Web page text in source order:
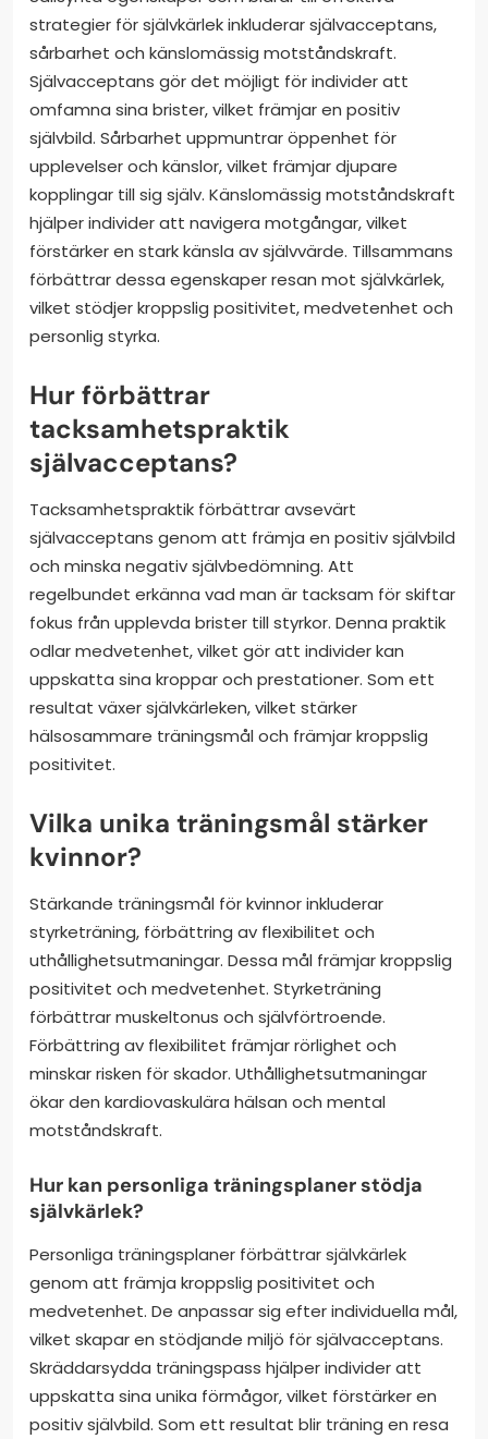
strategier för självkärlek inkluderar självacceptans,
sårbarhet och känslomässig motståndskraft.
Självacceptans gör det möjligt för individer att
omfamna sina brister, vilket främjar en positiv
självbild. Sårbarhet uppmuntrar öppenhet för
upplevelser och känslor, vilket främjar djupare
kopplingar till sig själv. Känslomässig motståndskraft
hjälper individer att navigera motgångar, vilket
förstärker en stark känsla av självvärde. Tillsammans
förbättrar dessa egenskaper resan mot självkärlek,
vilket stödjer kroppslig positivitet, medvetenhet och
personlig styrka.
Hur förbättrar
tacksamhetspraktik
självacceptans?
Tacksamhetspraktik förbättrar avsevärt
självacceptans genom att främja en positiv självbild
och minska negativ självbedömning. Att
regelbundet erkänna vad man är tacksam för skiftar
fokus från upplevda brister till styrkor. Denna praktik
odlar medvetenhet, vilket gör att individer kan
uppskatta sina kroppar och prestationer. Som ett
resultat växer självkärleken, vilket stärker
hälsosammare träningsmål och främjar kroppslig
positivitet.
Vilka unika träningsmål stärker
kvinnor?
Stärkande träningsmål för kvinnor inkluderar
styrketräning, förbättring av flexibilitet och
uthållighetsutmaningar. Dessa mål främjar kroppslig
positivitet och medvetenhet. Styrketräning
förbättrar muskeltonus och självförtroende.
Förbättring av flexibilitet främjar rörlighet och
minskar risken för skador. Uthållighetsutmaningar
ökar den kardiovaskulära hälsan och mental
motståndskraft.
Hur kan personliga träningsplaner stödja
självkärlek?
Personliga träningsplaner förbättrar självkärlek
genom att främja kroppslig positivitet och
medvetenhet. De anpassar sig efter individuella mål,
vilket skapar en stödjande miljö för självacceptans.
Skräddarsydda träningspass hjälper individer att
uppskatta sina unika förmågor, vilket förstärker en
positiv självbild. Som ett resultat blir träning en resa